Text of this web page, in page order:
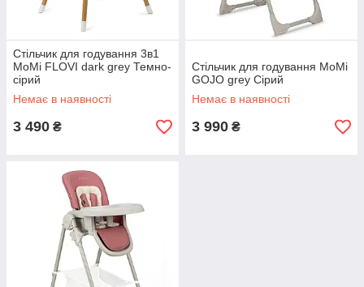
Стільчик для годування 3в1
MoMi FLOVI dark grey Темно-
сірий
Немає в наявності
3 490 ₴
Стільчик для годування MoMi
GOJO grey Сірий
Немає в наявності
3 990 ₴